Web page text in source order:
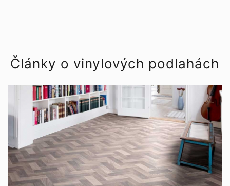
Články o vinylových podlahách